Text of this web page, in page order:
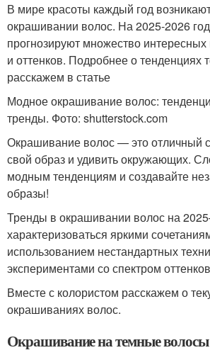
В мире красоты каждый год
окрашивании волос. На 2025-2026
прогнозируют множество интересных
и оттенков. Подробнее о тенденциях
расскажем в статье
Модное окрашивание волос:
тренды. Фото: shutterstock.com
Окрашивание волос — это отличный
свой образ и удивить окружающих.
модным тенденциям и создавайте
образы!
Тренды в окрашивании волос на
характеризоваться яркими
использованием нестандартных
экспериментами со спектром
Вместе с колористом расскажем о
окрашиваниях волос.
Окрашивание на темные волосы